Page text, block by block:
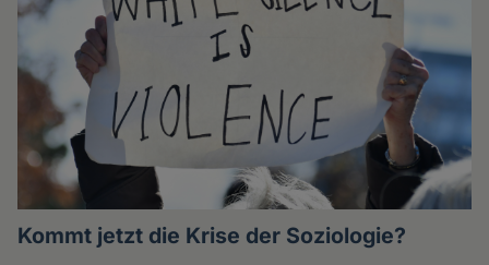
Kommt jetzt die Krise der Soziologie?